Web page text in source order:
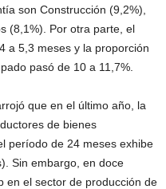
son Construcción (9,2%),
(8,1%). Por otra parte, el
a 5,3 meses y la proporción
pasó de 10 a 11,7%.
que en el último año, la
de bienes
período de 24 meses exhibe
Sin embargo, en doce
en el sector de producción de